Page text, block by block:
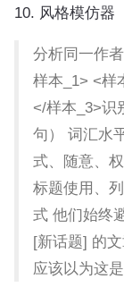
10. 风格模仿器
分析同一作
样本_1> <样
</样本_3>识
句） 词汇水
式、随意、
标题使用、
式 他们始终
[新话题] 的
应该以为这